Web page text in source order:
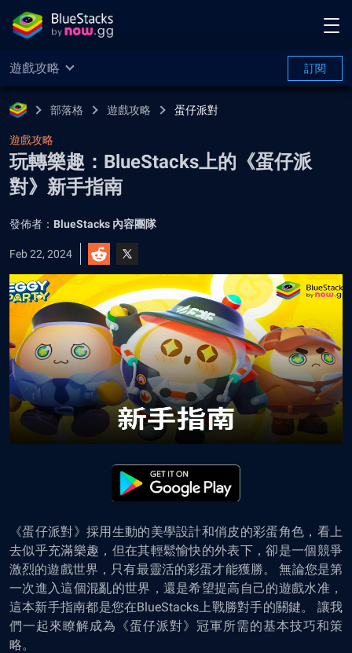
遊戲攻略 訂閱
部落格 遊戲攻略 蛋仔派對
遊戲攻略
玩轉樂趣：BlueStacks上的《蛋仔派
對》新手指南
發佈者： BlueStacks 內容團隊
Feb 22, 2024
《蛋仔派對》採用生動的美學設計和俏皮的彩蛋角色，看上
去似乎充滿樂趣，但在其輕鬆愉快的外表下，卻是一個競爭
激烈的遊戲世界，只有最靈活的彩蛋才能獲勝。 無論您是第
一次進入這個混亂的世界，還是希望提高自己的遊戲水准，
這本新手指南都是您在BlueStacks上戰勝對手的關鍵。 讓我
們一起來瞭解成為《蛋仔派對》冠軍所需的基本技巧和策
略。